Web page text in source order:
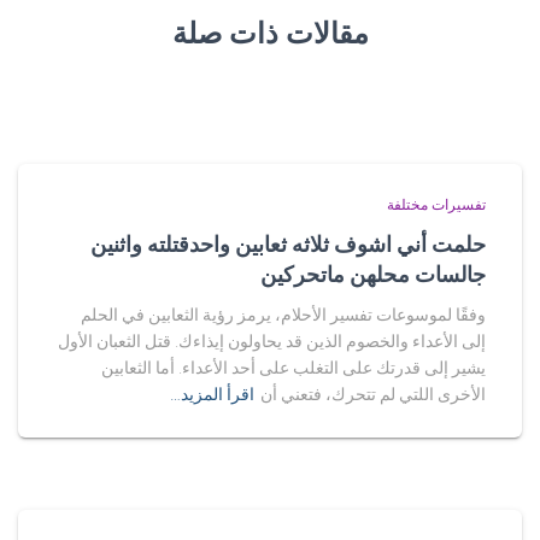
مقالات ذات صلة
تفسيرات مختلفة
حلمت أني اشوف ثلاثه ثعابين واحدقتلته واثنين
جالسات محلهن ماتحركين
وفقًا لموسوعات تفسير الأحلام، يرمز رؤية الثعابين في الحلم
إلى الأعداء والخصوم الذين قد يحاولون إيذاءك. قتل الثعبان الأول
يشير إلى قدرتك على التغلب على أحد الأعداء. أما الثعابين
الأخرى اللتي لم تتحرك، فتعني أن اقرأ المزيد…